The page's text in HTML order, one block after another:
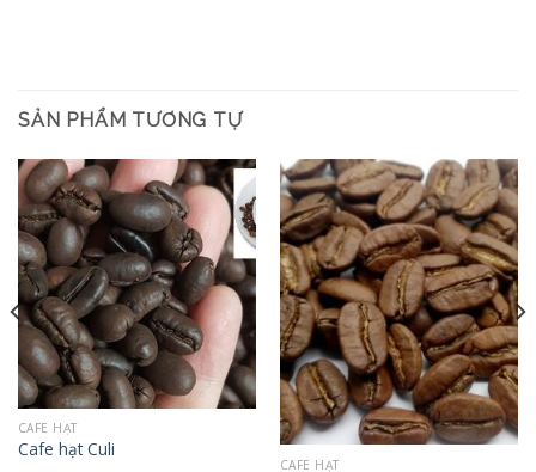
SẢN PHẨM TƯƠNG TỰ
CAFE HẠT
Cafe hạt Culi
CAFE HẠT